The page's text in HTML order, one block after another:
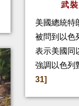
武
美國總統特
被問到以色
表示美國同
強調以色列
31]